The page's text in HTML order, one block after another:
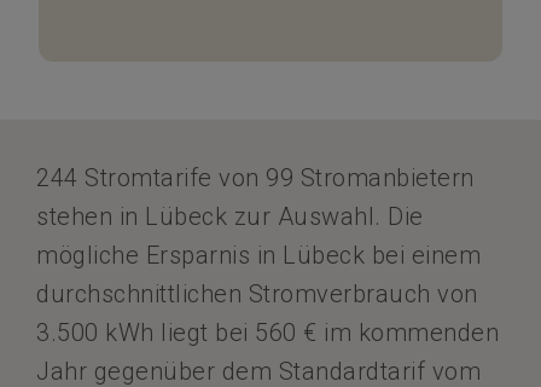
244 Stromtarife von 99 Stromanbietern
stehen in Lübeck zur Auswahl. Die
mögliche Ersparnis in Lübeck bei einem
durchschnittlichen Stromverbrauch von
3.500 kWh liegt bei 560 € im kommenden
Jahr gegenüber dem Standardtarif vom